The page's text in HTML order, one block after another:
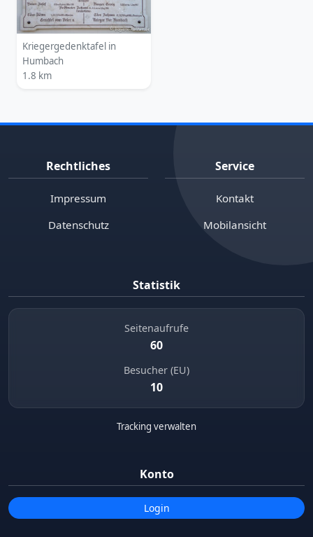
Kriegergedenktafel in
Humbach
1.8 km
Rechtliches
Impressum
Datenschutz
Service
Kontakt
Mobilansicht
Statistik
Seitenaufrufe
60
Besucher (EU)
10
Tracking verwalten
Konto
Login